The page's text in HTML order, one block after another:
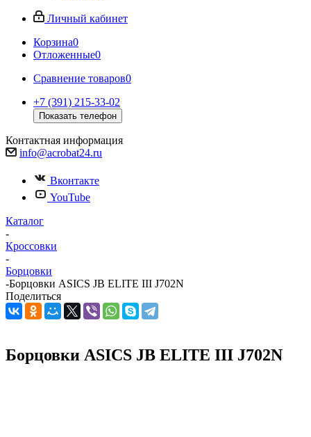
Личный кабинет
Корзина0
Отложенные0
Сравнение товаров0
+7 (391) 215-33-02
Показать телефон
Контактная информация
info@acrobat24.ru
Вконтакте
YouTube
Каталог
-
Кроссовки
-
Борцовки
-Борцовки ASICS JB ELITE III J702N
Поделиться
Борцовки ASICS JB ELITE III J702N